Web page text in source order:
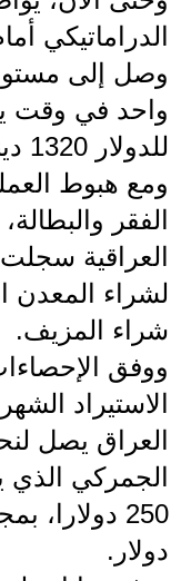
الدراماتيكي
واحد في وقت
للدولار 1320 دينارا.
ومع هبوط
الفقر
العراقية سجلت
لشراء
شراء المزيف.
ووفق
الاستيراد
الجمركي
دولار.